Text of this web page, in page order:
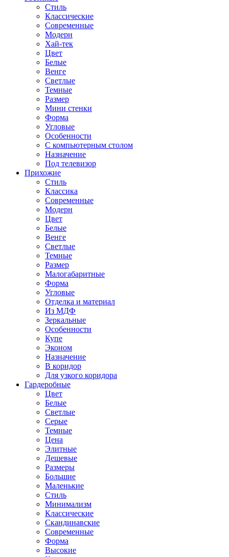
Стиль
Классические
Современные
Модерн
Хай-тек
Цвет
Белые
Венге
Светлые
Темные
Размер
Мини стенки
Форма
Угловые
Особенности
С компьютерным столом
Назначение
Под телевизор
Прихожие
Стиль
Классика
Современные
Модерн
Цвет
Белые
Венге
Светлые
Темные
Размер
Малогабаритные
Форма
Угловые
Отделка и материал
Из МДФ
Зеркальные
Особенности
Купе
Эконом
Назначение
В коридор
Для узкого коридора
Гардеробные
Цвет
Белые
Светлые
Серые
Темные
Цена
Элитные
Дешевые
Размеры
Большие
Маленькие
Стиль
Минимализм
Классические
Скандинавские
Современные
Форма
Высокие